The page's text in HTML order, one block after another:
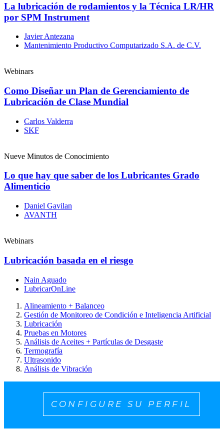
La lubricación de rodamientos y la Técnica LR/HR
por SPM Instrument
Javier Antezana
Mantenimiento Productivo Computarizado S.A. de C.V.
Webinars
Como Diseñar un Plan de Gerenciamiento de
Lubricación de Clase Mundial
Carlos Valderra
SKF
Nueve Minutos de Conocimiento
Lo que hay que saber de los Lubricantes Grado
Alimenticio
Daniel Gavilan
AVANTH
Webinars
Lubricación basada en el riesgo
Nain Aguado
LubricarOnLine
Alineamiento + Balanceo
Gestión de Monitoreo de Condición e Inteligencia Artificial
Lubricación
Pruebas en Motores
Análisis de Aceites + Partículas de Desgaste
Termografía
Ultrasonido
Análisis de Vibración
CONFIGURE SU PERFIL